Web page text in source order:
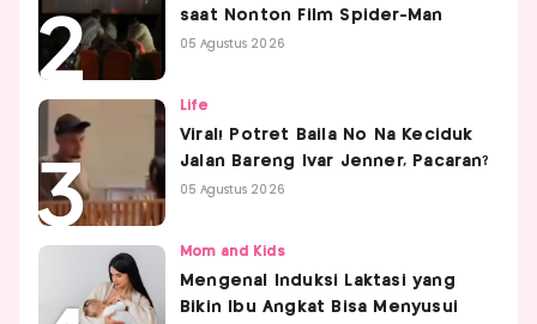
saat Nonton Film Spider-Man
05 Agustus 2026
Life
Viral! Potret Baila No Na Keciduk
Jalan Bareng Ivar Jenner, Pacaran?
05 Agustus 2026
Mom and Kids
Mengenal Induksi Laktasi yang
Bikin Ibu Angkat Bisa Menyusui